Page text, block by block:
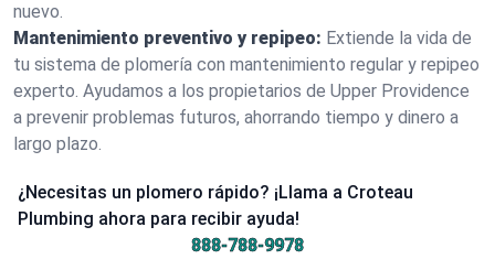
nuevo.
Mantenimiento preventivo y repipeo: Extiende la vida de
tu sistema de plomería con mantenimiento regular y repipeo
experto. Ayudamos a los propietarios de Upper Providence
a prevenir problemas futuros, ahorrando tiempo y dinero a
largo plazo.
¿Necesitas un plomero rápido? ¡Llama a Croteau
Plumbing ahora para recibir ayuda!
888-788-9978